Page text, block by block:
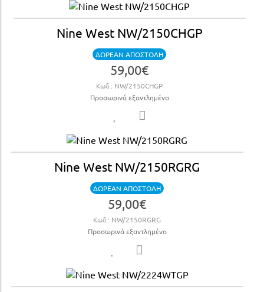
Nine West NW/2150CHGP
ΔΩΡΕΑΝ ΑΠΟΣΤΟΛΗ
59,00€
Κωδ.: NW/2150CHGP
Προσωρινά εξαντλημένο
Nine West NW/2150RGRG
ΔΩΡΕΑΝ ΑΠΟΣΤΟΛΗ
59,00€
Κωδ.: NW/2150RGRG
Προσωρινά εξαντλημένο